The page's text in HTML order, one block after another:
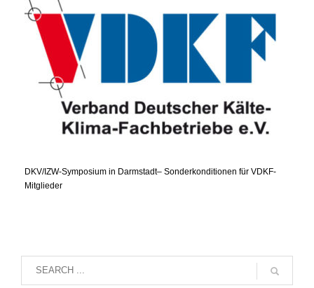
DKV/IZW-Symposium in Darmstadt– Sonderkonditionen für VDKF-
Mitglieder